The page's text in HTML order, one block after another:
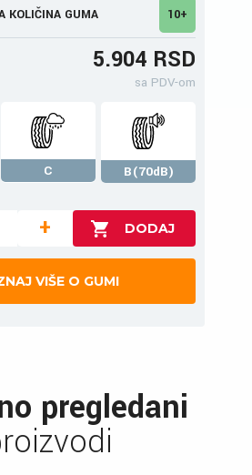
KOLIČINA GUMA 10+
5.904 RSD
sa PDV-om
C
B(70dB)
+
VIŠE O GUMI
pregledani